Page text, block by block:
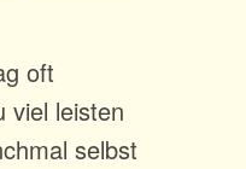
oft
viel leisten
selbst